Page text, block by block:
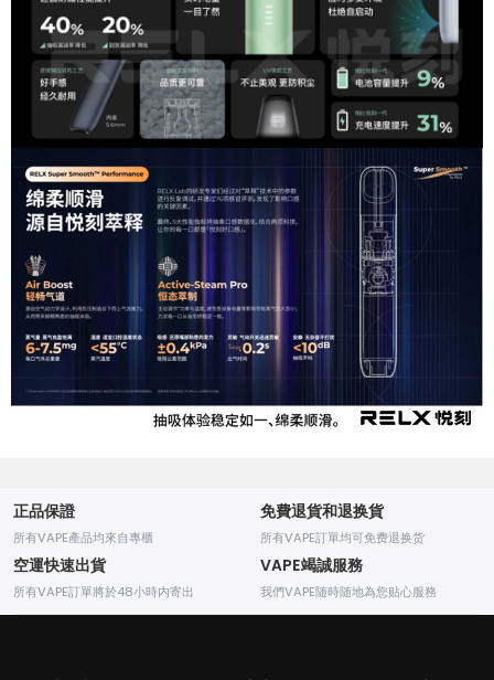
正品保證
所有VAPE產品均來自專櫃
免費退貨和退换貨
所有VAPE訂單均可免费退换货
空運快速出貨
所有VAPE訂單將於48小時内寄出
VAPE竭誠服務
我們VAPE随時随地為您贴心服務